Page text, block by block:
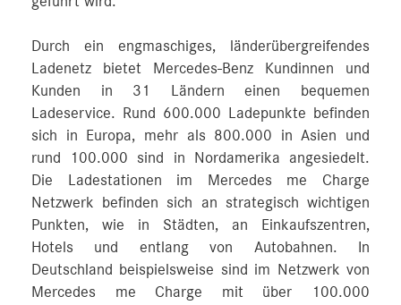
Durch ein engmaschiges, länderübergreifendes
Ladenetz bietet Mercedes-Benz Kundinnen und
Kunden in 31 Ländern einen bequemen
Ladeservice. Rund 600.000 Ladepunkte befinden
sich in Europa, mehr als 800.000 in Asien und
rund 100.000 sind in Nordamerika angesiedelt.
Die Ladestationen im Mercedes me Charge
Netzwerk befinden sich an strategisch wichtigen
Punkten, wie in Städten, an Einkaufszentren,
Hotels und entlang von Autobahnen. In
Deutschland beispielsweise sind im Netzwerk von
Mercedes me Charge mit über 100.000